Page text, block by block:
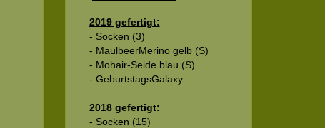
2019 gefertigt:
- Socken (3)
- MaulbeerMerino gelb (S)
- Mohair-Seide blau (S)
- GeburtstagsGalaxy
2018 gefertigt:
- Socken (15)